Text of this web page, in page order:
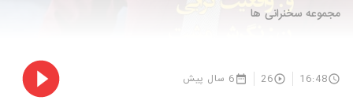
مجموعه سخنرانی ها
16:48
26 6 سال پیش